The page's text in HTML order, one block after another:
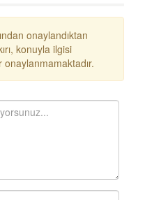
onaylandıktan
konuyla ilgisi